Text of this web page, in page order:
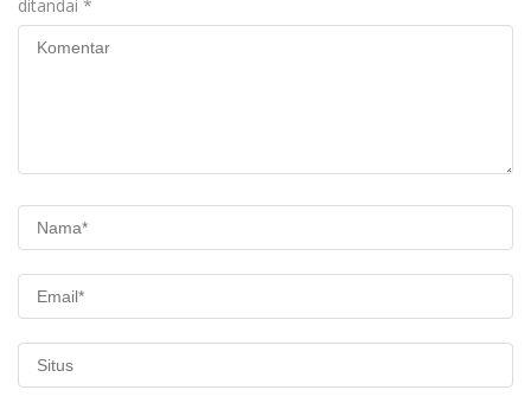
ditandai *